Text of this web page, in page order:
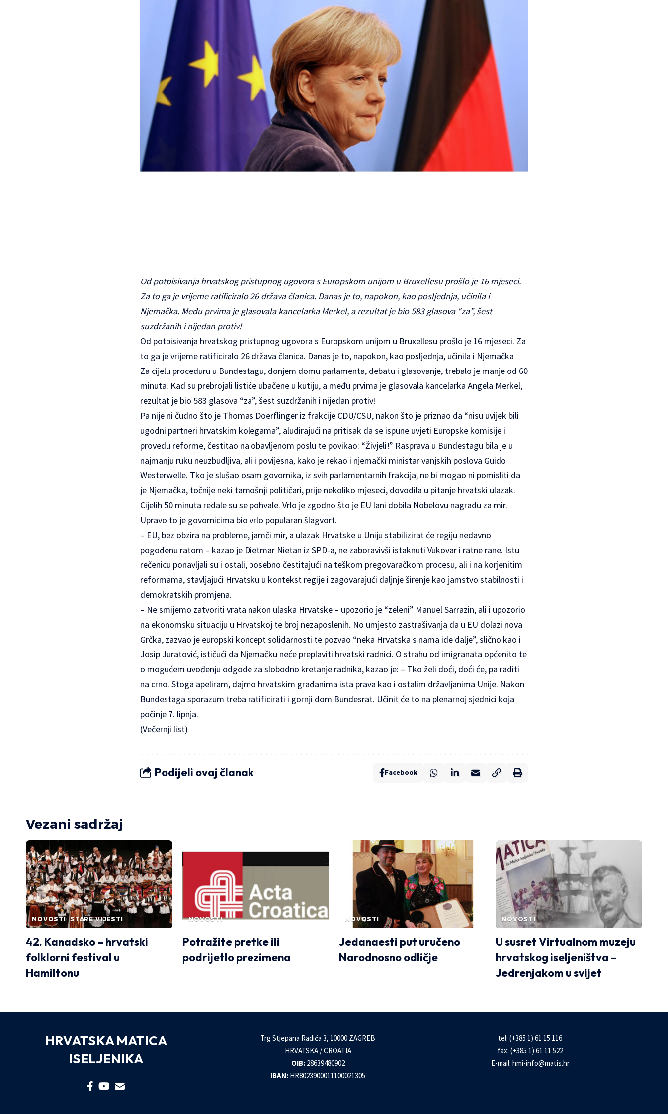
Od potpisivanja hrvatskog pristupnog ugovora s Europskom unijom u Bruxellesu prošlo je 16 mjeseci.
Za to ga je vrijeme ratificiralo 26 država članica. Danas je to, napokon, kao posljednja, učinila i
Njemačka. Među prvima je glasovala kancelarka Merkel, a rezultat je bio 583 glasova “za”, šest
suzdržanih i nijedan protiv!
Od potpisivanja hrvatskog pristupnog ugovora s Europskom unijom u Bruxellesu prošlo je 16 mjeseci. Za
to ga je vrijeme ratificiralo 26 država članica. Danas je to, napokon, kao posljednja, učinila i Njemačka
Za cijelu proceduru u Bundestagu, donjem domu parlamenta, debatu i glasovanje, trebalo je manje od 60
minuta. Kad su prebrojali listiće ubačene u kutiju, a među prvima je glasovala kancelarka Angela Merkel,
rezultat je bio 583 glasova “za”, šest suzdržanih i nijedan protiv!
Pa nije ni čudno što je Thomas Doerflinger iz frakcije CDU/CSU, nakon što je priznao da “nisu uvijek bili
ugodni partneri hrvatskim kolegama”, aludirajući na pritisak da se ispune uvjeti Europske komisije i
provedu reforme, čestitao na obavljenom poslu te povikao: “Živjeli!” Rasprava u Bundestagu bila je u
najmanju ruku neuzbudljiva, ali i povijesna, kako je rekao i njemački ministar vanjskih poslova Guido
Westerwelle. Tko je slušao osam govornika, iz svih parlamentarnih frakcija, ne bi mogao ni pomisliti da
je Njemačka, točnije neki tamošnji političari, prije nekoliko mjeseci, dovodila u pitanje hrvatski ulazak.
Cijelih 50 minuta redale su se pohvale. Vrlo je zgodno što je EU lani dobila Nobelovu nagradu za mir.
Upravo to je govornicima bio vrlo popularan šlagvort.
– EU, bez obzira na probleme, jamči mir, a ulazak Hrvatske u Uniju stabilizirat će regiju nedavno
pogođenu ratom – kazao je Dietmar Nietan iz SPD-a, ne zaboravivši istaknuti Vukovar i ratne rane. Istu
rečenicu ponavljali su i ostali, posebno čestitajući na teškom pregovaračkom procesu, ali i na korjenitim
reformama, stavljajući Hrvatsku u kontekst regije i zagovarajući daljnje širenje kao jamstvo stabilnosti i
demokratskih promjena.
– Ne smijemo zatvoriti vrata nakon ulaska Hrvatske – upozorio je “zeleni” Manuel Sarrazin, ali i upozorio
na ekonomsku situaciju u Hrvatskoj te broj nezaposlenih. No umjesto zastrašivanja da u EU dolazi nova
Grčka, zazvao je europski koncept solidarnosti te pozvao “neka Hrvatska s nama ide dalje”, slično kao i
Josip Juratović, ističući da Njemačku neće preplaviti hrvatski radnici. O strahu od imigranata općenito te
o mogućem uvođenju odgode za slobodno kretanje radnika, kazao je: – Tko želi doći, doći će, pa raditi
na crno. Stoga apeliram, dajmo hrvatskim građanima ista prava kao i ostalim državljanima Unije. Nakon
Bundestaga sporazum treba ratificirati i gornji dom Bundesrat. Učinit će to na plenarnoj sjednici koja
počinje 7. lipnja.
(Večernji list)
Podijeli ovaj članak Facebook
Vezani sadržaj
NOVOSTI STARE VIJESTI
42. Kanadsko – hrvatski
folklorni festival u
Hamiltonu
NOVOSTI
Potražite pretke ili
podrijetlo prezimena
NOVOSTI
Jedanaesti put uručeno
Narodnosno odličje
NOVOSTI
U susret Virtualnom muzeju
hrvatskog iseljeništva –
Jedrenjakom u svijet
HRVATSKA MATICA
ISELJENIKA
Trg Stjepana Radića 3, 10000 ZAGREB
HRVATSKA / CROATIA
OIB:28639480902
IBAN: HR8023900011100021305
tel: (+385 1) 61 15 116
fax: (+385 1) 61 11 522
E-mail: hmi-info@matis.hr